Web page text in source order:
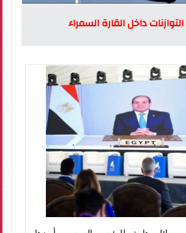
داخل القارة السمراء